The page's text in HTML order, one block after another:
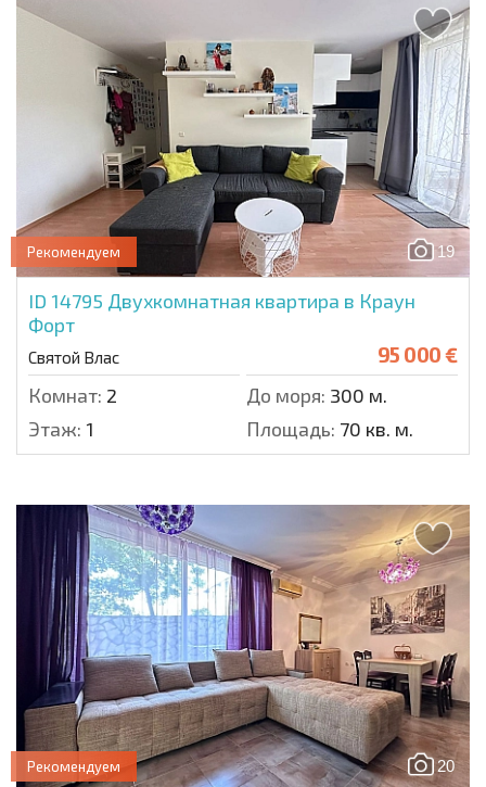
19
Рекомендуем
ID 14795 Двухкомнатная квартира в Краун
Форт
Святой Влас 95 000 €
Комнат: 2 До моря: 300 м.
Этаж: 1 Площадь: 70 кв. м.
20
Рекомендуем